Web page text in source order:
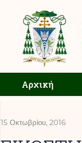
Αρχική
15 Οκτωβρίου, 2016